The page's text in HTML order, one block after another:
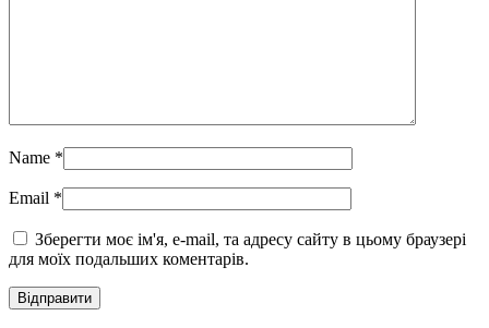
Name *
Email *
Зберегти моє ім'я, e-mail, та адресу сайту в цьому браузері
для моїх подальших коментарів.